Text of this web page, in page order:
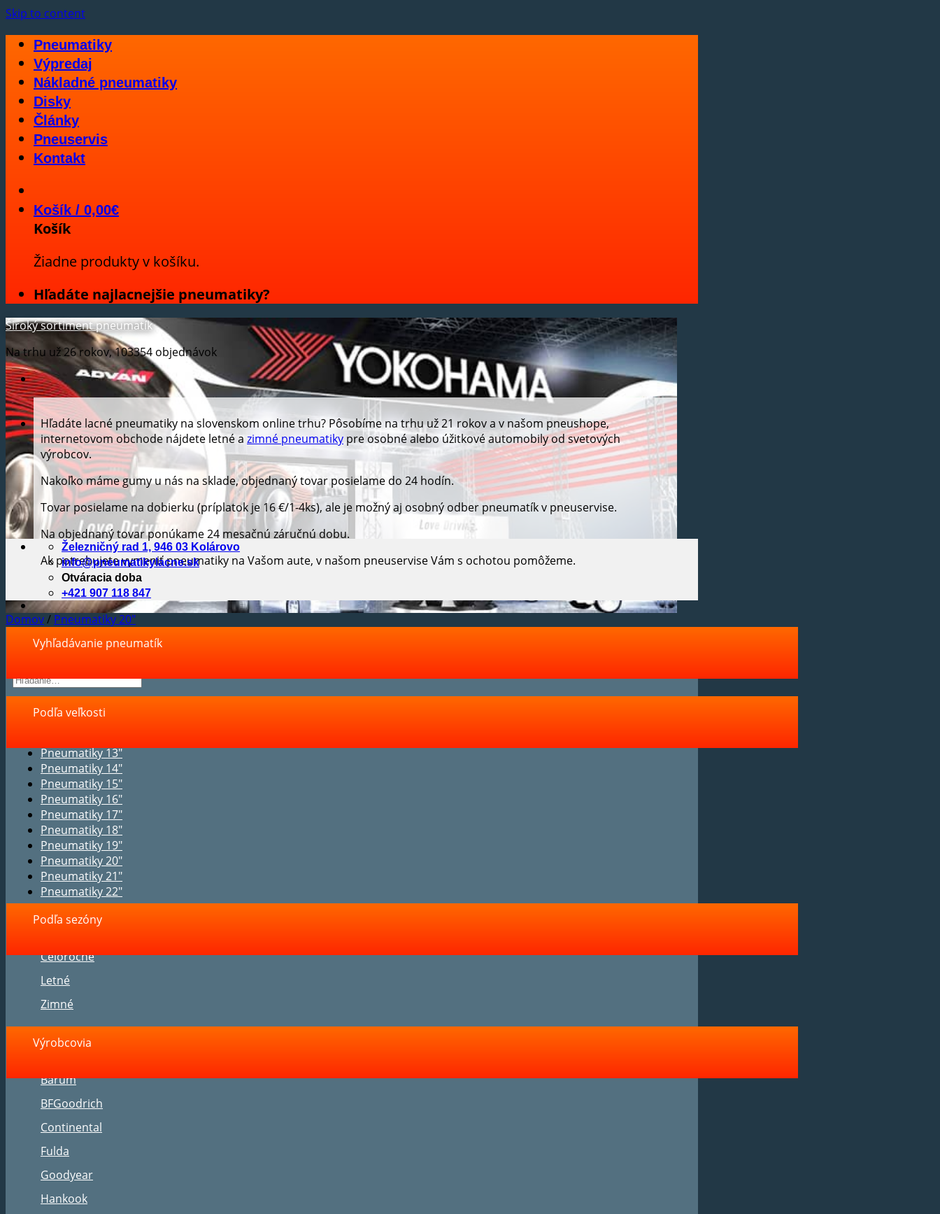
Skip to content
Pneumatiky
Výpredaj
Nákladné pneumatiky
Disky
Články
Pneuservis
Kontakt
Košík / 0,00€
Košík
Žiadne produkty v košíku.
Hľadáte najlacnejšie pneumatiky?
Široký sortiment pneumatík
Na trhu už 26 rokov, 103354 objednávok
Hľadáte lacné pneumatiky na slovenskom online trhu? Pôsobíme na trhu už 21 rokov a v našom pneushope,
internetovom obchode nájdete letné a zimné pneumatiky pre osobné alebo úžitkové automobily od svetových
výrobcov.
Nakoľko máme gumy u nás na sklade, objednaný tovar posielame do 24 hodín.
Tovar posielame na dobierku (príplatok je 16 €/1-4ks), ale je možný aj osobný odber pneumatík v pneuservise.
Na objednaný tovar ponúkame 24 mesačnú záručnú dobu.
Ak potrebujete vymeniť pneumatiky na Vašom aute, v našom pneuservise Vám s ochotou pomôžeme.
Železničný rad 1, 946 03 Kolárovo
info@pneumatikylacne.sk
Otváracia doba
+421 907 118 847
Domov/ Pneumatiky 20"
Vyhľadávanie pneumatík
Podľa veľkosti
Pneumatiky 13"
Pneumatiky 14"
Pneumatiky 15"
Pneumatiky 16"
Pneumatiky 17"
Pneumatiky 18"
Pneumatiky 19"
Pneumatiky 20"
Pneumatiky 21"
Pneumatiky 22"
Podľa sezóny
Celoročné
Letné
Zimné
Výrobcovia
Barum
BFGoodrich
Continental
Fulda
Goodyear
Hankook